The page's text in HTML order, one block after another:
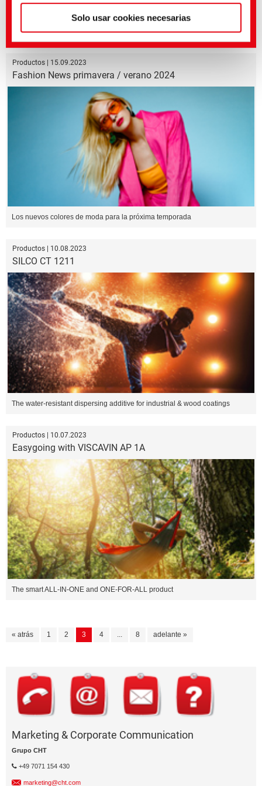
Solo usar cookies necesarias
Bio-polyethylene for more sustainable textile finishing processing
Productos | 15.09.2023
Fashion News primavera / verano 2024
Los nuevos colores de moda para la próxima temporada
Productos | 10.08.2023
SILCO CT 1211
The water-resistant dispersing additive for industrial & wood coatings
Productos | 10.07.2023
Easygoing with VISCAVIN AP 1A
The smart ALL-IN-ONE and ONE-FOR-ALL product
« atrás 1 2 3 4 ... 8 adelante »
Marketing & Corporate Communication
Grupo CHT
+49 7071 154 430
marketing@cht.com